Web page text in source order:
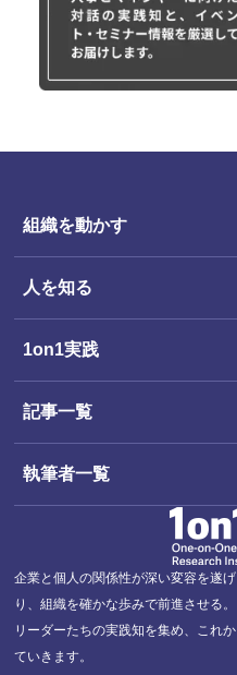
企業と個人の関係性が深い変容を遂
り、組織を確かな歩みで前進させる
リーダーたちの実践知を集め、これ
ていきます。
組織を動かす
人を知る
1on1実践
記事一覧
執筆者一覧